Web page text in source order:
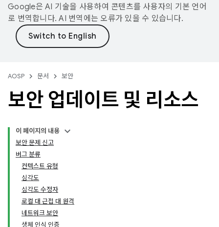
Google은 AI 기술을 사용하여 콘텐츠를 사용자의 기본 언어
로 번역합니다. AI 번역에는 오류가 있을 수 있습니다.
AOSP 문서 보안
보안 업데이트 및 리소스
이 페이지의 내용
보안 문제 신고
버그 분류
컨텍스트 유형
심각도
심각도 수정자
로컬 대 근접 대 원격
네트워크 보안
생체 인식 인증